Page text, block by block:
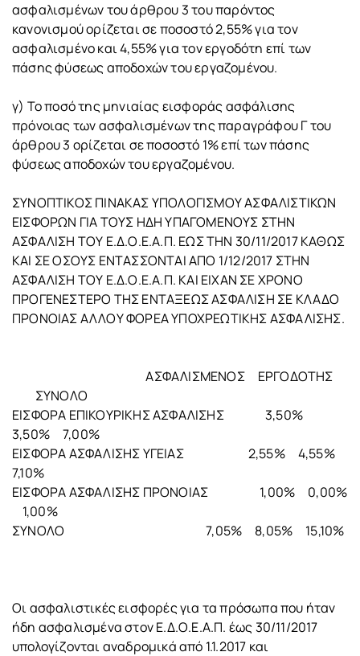
ασφαλισμένων του άρθρου 3 του παρόντος
κανονισμού ορίζεται σε ποσοστό 2,55% για τον
ασφαλισμένο και 4,55% για τον εργοδότη επί των
πάσης φύσεως αποδοχών του εργαζομένου.
γ) Το ποσό της μηνιαίας εισφοράς ασφάλισης
πρόνοιας των ασφαλισμένων της παραγράφου Γ του
άρθρου 3 ορίζεται σε ποσοστό 1% επί των πάσης
φύσεως αποδοχών του εργαζομένου.
ΣΥΝΟΠΤΙΚΟΣ ΠΙΝΑΚΑΣ ΥΠΟΛΟΓΙΣΜΟΥ ΑΣΦΑΛΙΣΤΙΚΩΝ
ΕΙΣΦΟΡΩΝ ΓΙΑ ΤΟΥΣ ΗΔΗ ΥΠΑΓΟΜΕΝΟΥΣ ΣΤΗΝ
ΑΣΦΑΛΙΣΗ ΤΟΥ Ε.Δ.Ο.Ε.Α.Π. ΕΩΣ ΤΗΝ 30/11/2017 ΚΑΘΩΣ
ΚΑΙ ΣΕ ΟΣΟΥΣ ΕΝΤΑΣΣΟΝΤΑΙ ΑΠΟ 1/12/2017 ΣΤΗΝ
ΑΣΦΑΛΙΣΗ ΤΟΥ Ε.Δ.Ο.Ε.Α.Π. ΚΑΙ ΕΙΧΑΝ ΣΕ ΧΡΟΝΟ
ΠΡΟΓΕΝΕΣΤΕΡΟ ΤΗΣ ΕΝΤΑΞΕΩΣ ΑΣΦΑΛΙΣΗ ΣΕ ΚΛΑΔΟ
ΠΡΟΝΟΙΑΣ ΑΛΛΟΥ ΦΟΡΕΑ ΥΠΟΧΡΕΩΤΙΚΗΣ ΑΣΦΑΛΙΣΗΣ.
ΑΣΦΑΛΙΣΜΕΝΟΣ ΕΡΓΟΔΟΤΗΣ
ΣΥΝΟΛΟ
ΕΙΣΦΟΡΑ ΕΠΙΚΟΥΡΙΚΗΣ ΑΣΦΑΛΙΣΗΣ 3,50%
3,50% 7,00%
ΕΙΣΦΟΡΑ ΑΣΦΑΛΙΣΗΣ ΥΓΕΙΑΣ 2,55% 4,55%
7,10%
ΕΙΣΦΟΡΑ ΑΣΦΑΛΙΣΗΣ ΠΡΟΝΟΙΑΣ 1,00% 0,00%
1,00%
ΣΥΝΟΛΟ 7,05% 8,05% 15,10%
Οι ασφαλιστικές εισφορές για τα πρόσωπα που ήταν
ήδη ασφαλισμένα στον Ε.Δ.Ο.Ε.Α.Π. έως 30/11/2017
υπολογίζονται αναδρομικά από 1.1.2017 και